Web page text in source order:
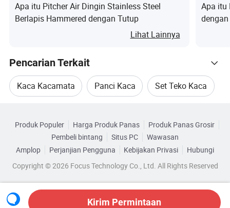
Apa itu Pitcher Air Dingin Stainless Steel
Berlapis Hammered dengan Tutup
Lihat Lainnya
Apa itu
Pencarian Terkait
Kaca Kacamata Panci Kaca Set Teko Kaca
Panci Kaca Peralatan Kaca
Telusuri menurut Kategori
Produk Populer Harga Produk Panas
Produk Panas Grosir
Pembeli bintang
Situs PC
Wawasan
Amplop
Perjanjian Pengguna Kebijakan Privasi
Hubungi
Copyright © 2026 Focus Technology Co., Ltd. All Rights Reserved
Kirim Permintaan